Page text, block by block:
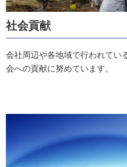
社会貢献
会社周辺や各地域で行われてい
会への貢献に努めています。